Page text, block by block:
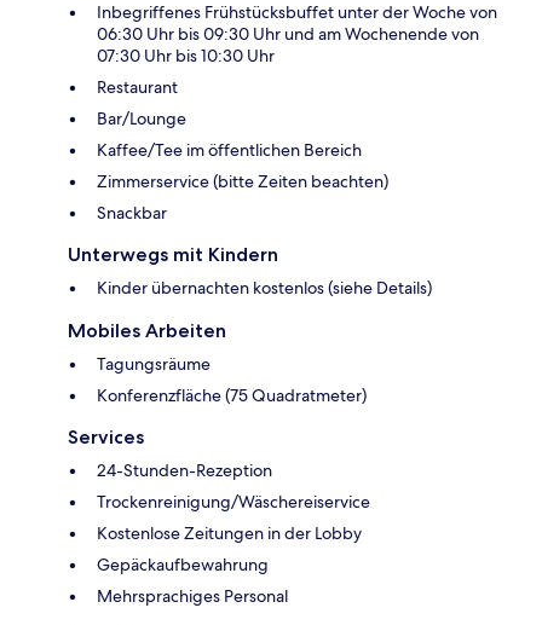
Inbegriffenes Frühstücksbuffet unter der Woche von
06:30 Uhr bis 09:30 Uhr und am Wochenende von
07:30 Uhr bis 10:30 Uhr
Restaurant
Bar/Lounge
Kaffee/Tee im öffentlichen Bereich
Zimmerservice (bitte Zeiten beachten)
Snackbar
Unterwegs mit Kindern
Kinder übernachten kostenlos (siehe Details)
Mobiles Arbeiten
Tagungsräume
Konferenzfläche (75 Quadratmeter)
Services
24-Stunden-Rezeption
Trockenreinigung/Wäschereiservice
Kostenlose Zeitungen in der Lobby
Gepäckaufbewahrung
Mehrsprachiges Personal